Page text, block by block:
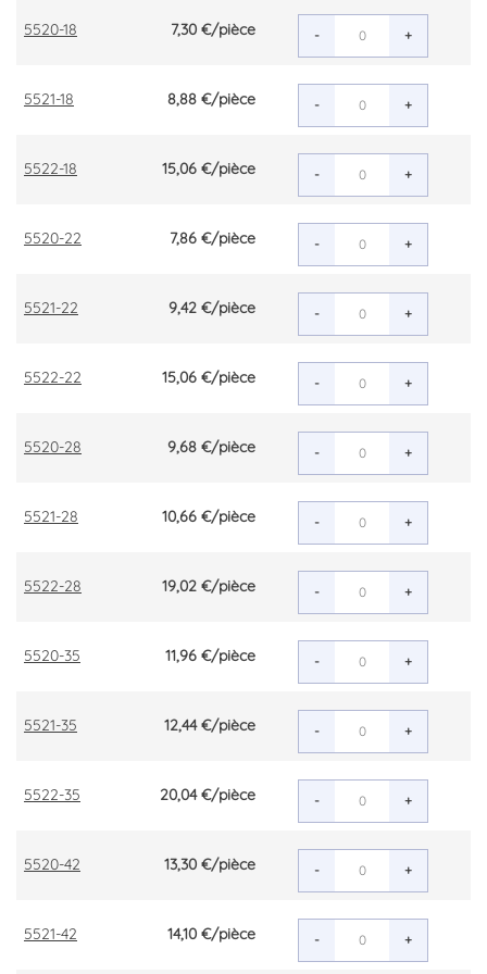
5520-18 7,30 €/pièce - +
5521-18 8,88 €/pièce - +
5522-18 15,06 €/pièce - +
5520-22 7,86 €/pièce - +
5521-22 9,42 €/pièce - +
5522-22 15,06 €/pièce - +
5520-28 9,68 €/pièce - +
5521-28 10,66 €/pièce - +
5522-28 19,02 €/pièce - +
5520-35 11,96 €/pièce - +
5521-35 12,44 €/pièce - +
5522-35 20,04 €/pièce - +
5520-42 13,30 €/pièce - +
5521-42 14,10 €/pièce - +